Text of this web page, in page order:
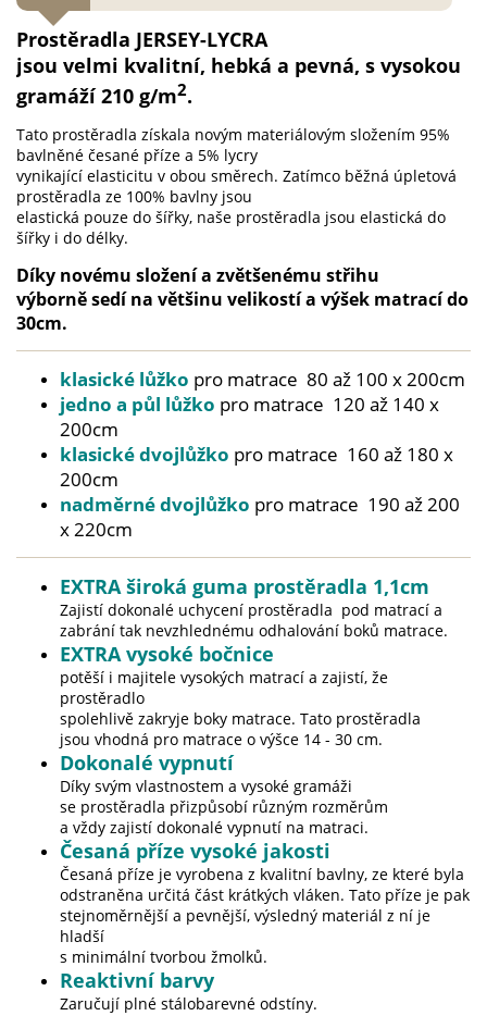
Prostěradla JERSEY-LYCRA
jsou velmi kvalitní, hebká a pevná, s vysokou
gramáží 210 g/m2.
Tato prostěradla získala novým materiálovým složením 95%
bavlněné česané příze a 5% lycry
vynikající elasticitu v obou směrech. Zatímco běžná úpletová
prostěradla ze 100% bavlny jsou
elastická pouze do šířky, naše prostěradla jsou elastická do
šířky i do délky.
Díky novému složení a zvětšenému střihu
výborněsedí na většinu velikostí a výšek matrací do
30cm.
klasické lůžko pro matrace 80 až 100 x 200cm
jedno a půl lůžko pro matrace 120 až 140 x
200cm
klasické dvojlůžko pro matrace 160 až 180 x
200cm
nadměrné dvojlůžko pro matrace 190 až 200
x 220cm
EXTRA široká guma prostěradla 1,1cm
Zajistí dokonalé uchycení prostěradla pod matrací a
zabrání tak nevzhlednému odhalování boků matrace.
EXTRA vysoké bočnice
potěší i majitele vysokých matrací a zajistí, že
prostěradlo
spolehlivě zakryje boky matrace. Tato prostěradla
jsou vhodná pro matrace o výšce 14 - 30 cm.
Dokonalé vypnutí
Díky svým vlastnostem a vysoké gramáži
se prostěradla přizpůsobí různým rozměrům
a vždy zajistí dokonalé vypnutí na matraci.
Česaná příze vysoké jakosti
Česaná příze je vyrobena z kvalitní bavlny, ze které byla
odstraněna určitá část krátkých vláken. Tato příze je pak
stejnoměrnější a pevnější, výsledný materiál z ní je
hladší
s minimální tvorbou žmolků.
Reaktivní barvy
Zaručují plné stálobarevné odstíny.